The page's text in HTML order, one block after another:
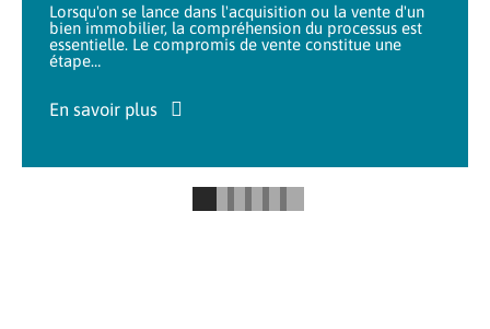
Lorsqu'on se lance dans l'acquisition ou la vente d'un
bien immobilier, la compréhension du processus est
essentielle. Le compromis de vente constitue une
étape…
En savoir plus